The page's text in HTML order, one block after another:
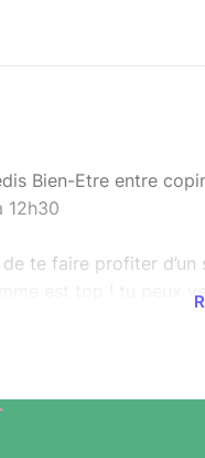
Bien-Etre entre
12h30
de te faire profiter
est top ! tu peux